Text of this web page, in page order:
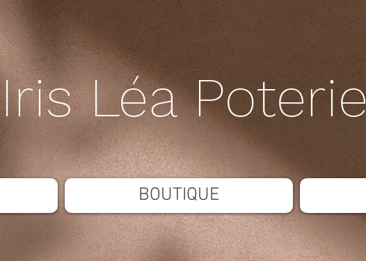
Iris Léa Poterie
BOUTIQUE